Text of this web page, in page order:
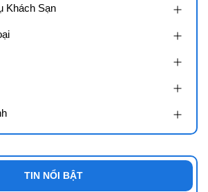
Khách Sạn
TIN NỔI BẬT